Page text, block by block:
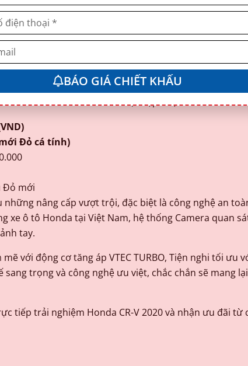
của
được cập nhật như sau:
Đỏ cá tính)
Đỏ mới
nâng cấp vượt trội, đặc biệt là công nghệ an
ô tô Honda tại Việt Nam, hệ thống Camera quan
tay.
với động cơ tăng áp VTEC TURBO, Tiện nghi tối
trọng và công nghệ ưu việt, chắc chắn sẽ mang
tiếp trải nghiệm Honda CR-V 2020 và nhận ưu đãi
BÁO GIÁ CHIẾT KHẤU